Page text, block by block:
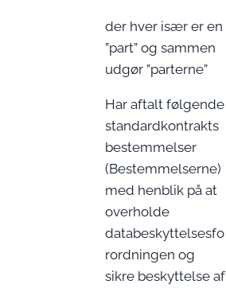
der hver især er en
”part” og sammen
udgør ”parterne”
Har aftalt følgende
standardkontrakts
bestemmelser
(Bestemmelserne)
med henblik på at
overholde
databeskyttelsesfo
rordningen og
sikre beskyttelse af